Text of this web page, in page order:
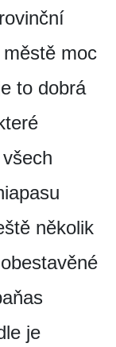
moc
to dobrá
několik
je